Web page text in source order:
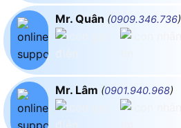
Mr. Quân (0909.346.736)
Mr. Lâm (0901.940.968)